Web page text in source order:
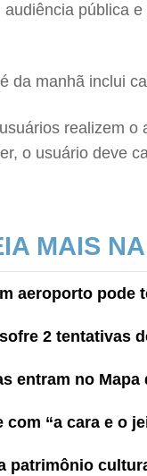
pública
da manhã inclui
realizem o
o usuário deve
MAIS
aeroporto
2 tentativas
entram no Mapa
com “a cara e o
patrimônio